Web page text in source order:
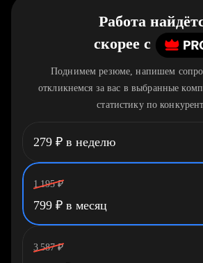
Работа
скорее c
Поднимем резюме, напишем
откликнемся за вас в выбранные
статистику по
279 ₽ в неделю
1 195 ₽
799 ₽ в месяц
3 587 ₽